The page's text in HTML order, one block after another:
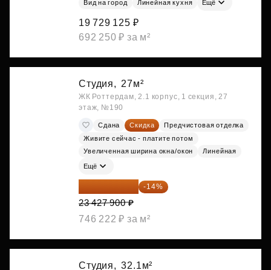
Вид на город Линейная кухня Ещё
19 729 125 ₽
692 250 ₽ за м²
Студия, 27м²
ЖК Роттердам, 2.1 корпус, 1 секция, 27
этаж, №190
Сдана Скидка
Предчистовая отделка
Живите сейчас - платите потом
Увеличенная ширина окна/окон
Линейная
Ещё
20 147 994 ₽ -14%
23 427 900 ₽
746 222 ₽ за м²
Студия, 32.1м²